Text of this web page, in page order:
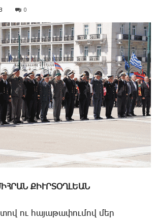
0
ՔԻՒՐՏՕՂԼԵԱՆ
ու հա­յա­թա­փու­մով մեր